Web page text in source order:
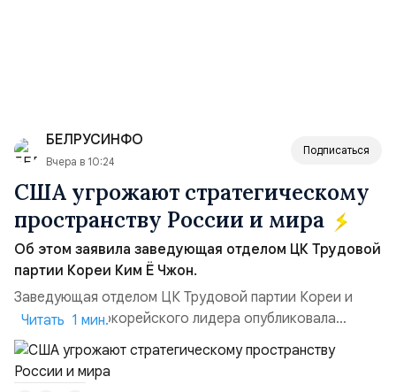
БЕЛРУСИНФО
Вчера в 10:24
Подписаться
США угрожают стратегическому
пространству России и мира
Об этом заявила заведующая отделом ЦК Трудовой
партии Кореи Ким Ё Чжон.
Заведующая отделом ЦК Трудовой партии Кореи и
сестра северокорейского лидера опубликовала
заявление для прессы в ответ на проведение Токио
совместных с флотом США запусков крылатых ракет
Томагавк.«Япония отбросила обманчивую видимость
Читать 1 мин.